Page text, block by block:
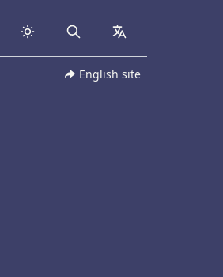
Search collapsed
English site